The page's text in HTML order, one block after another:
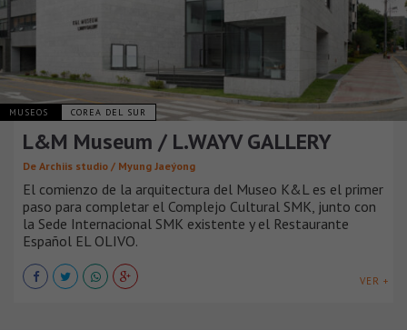
MUSEOS COREA DEL SUR
L&M Museum / L.WAYV GALLERY
De Archiis studio / Myung Jaeýong
El comienzo de la arquitectura del Museo K&L es el primer
paso para completar el Complejo Cultural SMK, junto con
la Sede Internacional SMK existente y el Restaurante
Español EL OLIVO.
VER +